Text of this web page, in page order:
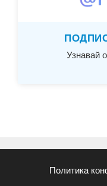
Узнавай
Политика